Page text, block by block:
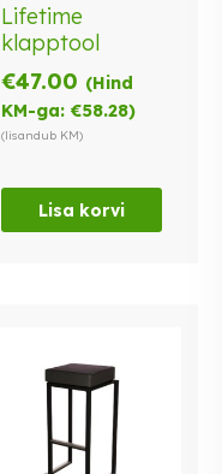
Lifetime
klapptool
€47.00 (Hind
KM-ga:€58.28)
(lisandub KM)
Lisa korvi